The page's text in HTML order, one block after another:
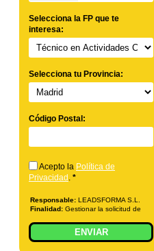
Selecciona la FP que te
interesa:
Selecciona tu Provincia:
Código Postal:
Acepto la Política de
Privacidad . *
Responsable: LEADSFORMA S.L.
Finalidad: Gestionar la solicitud de
indicada, enviar información
relacionada con la formación
solicitada y comunicar los datos al
ENVIAR